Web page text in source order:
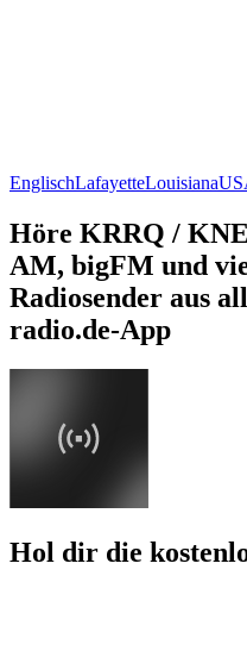
EnglischLafayetteLouisiana
Höre KRRQ /
AM, bigFM und
Radiosender aus
radio.de-App
Hol dir die